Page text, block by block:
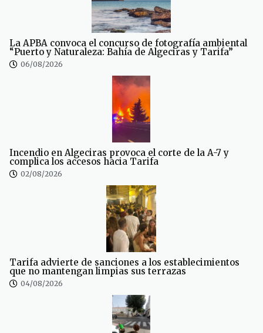
La APBA convoca el concurso de fotografía ambiental
“Puerto y Naturaleza: Bahía de Algeciras y Tarifa”
06/08/2026
Incendio en Algeciras provoca el corte de la A-7 y
complica los accesos hacia Tarifa
02/08/2026
Tarifa advierte de sanciones a los establecimientos
que no mantengan limpias sus terrazas
04/08/2026